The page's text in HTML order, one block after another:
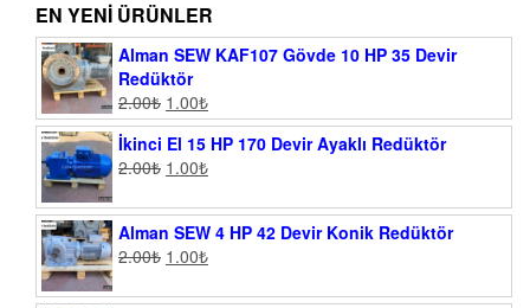
EN YENI ÜRÜNLER
Alman SEW KAF107 Gövde 10 HP 35 Devir
Redüktör
2.00₺ 1.00₺
İkinci El 15 HP 170 Devir Ayaklı Redüktör
2.00₺ 1.00₺
Alman SEW 4 HP 42 Devir Konik Redüktör
2.00₺ 1.00₺